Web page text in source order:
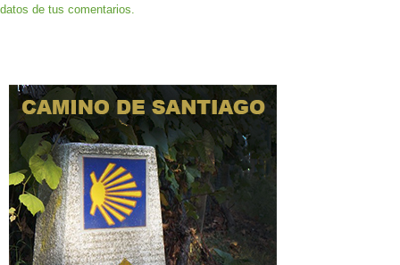
datos de tus comentarios.